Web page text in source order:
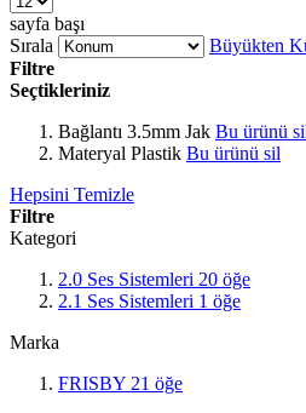
sayfa başı
Sırala
Büyükten
Filtre
Seçtikleriniz
Bağlantı 3.5mm Jak Bu ürünü
Materyal Plastik Bu ürünü sil
Hepsini Temizle
Filtre
Kategori
2.0 Ses Sistemleri 20 öğe
2.1 Ses Sistemleri 1 öğe
Marka
FRISBY 21 öğe